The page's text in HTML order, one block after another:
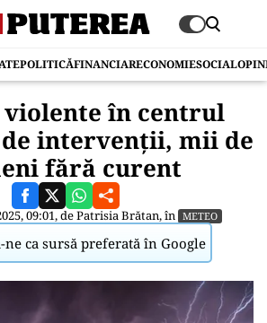
POLITICĂFINANCIARECONOMIESOCIAL
în centrul
intervenții, mii de
fără curent
09:01, dePatrisia Brătan, în METEO
ne ca sursă preferată în Google